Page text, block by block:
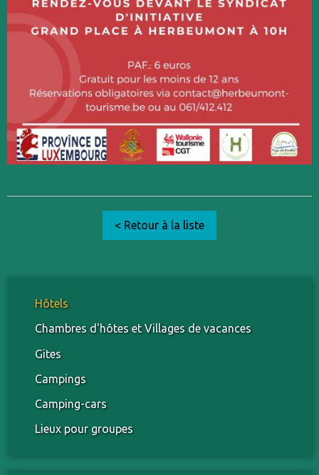
< Retour à la liste
Hôtels
Chambres d'hôtes et Villages de vacances
Gites
Campings
Camping-cars
Lieux pour groupes